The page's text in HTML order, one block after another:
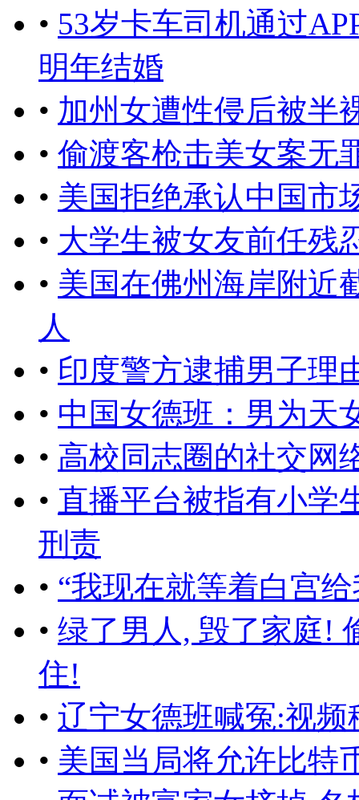
• 53岁卡车司机通过
明年结婚
• 加州女遭性侵后被半
• 偷渡客枪击美女案无
• 美国拒绝承认中国市
• 大学生被女友前任残
• 美国在佛州海岸附近
人
• 印度警方逮捕男子理
• 中国女德班：男为天
• 高校同志圈的社交网
• 直播平台被指有小学
刑责
• “我现在就等着白宫
• 绿了男人, 毁了家庭!
住!
• 辽宁女德班喊冤:视
• 美国当局将允许比特